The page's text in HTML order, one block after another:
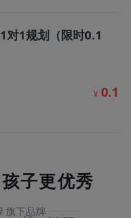
对1规划（限时0.1
¥ 0.1
子更优秀
旗下品牌